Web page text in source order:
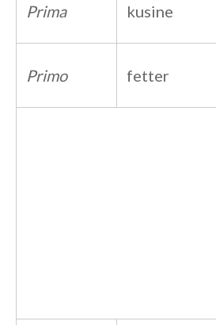
Prima kusine
Primo fetter